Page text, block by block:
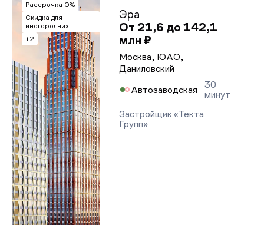
Рассрочка 0%
Скидка для
иногородних
+2
Эра
От 21,6 до 142,1
млн ₽
Москва, ЮАО,
Даниловский
Автозаводская
30
минут
Застройщик «Текта
Групп»